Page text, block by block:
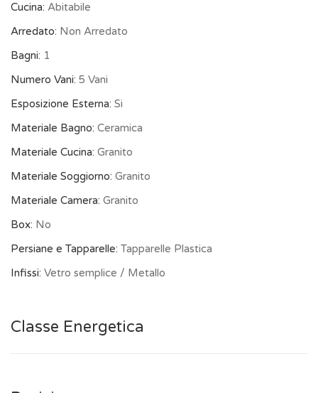
Cucina: Abitabile
Arredato: Non Arredato
Bagni: 1
Numero Vani: 5 Vani
Esposizione Esterna: Si
Materiale Bagno: Ceramica
Materiale Cucina: Granito
Materiale Soggiorno: Granito
Materiale Camera: Granito
Box: No
Persiane e Tapparelle: Tapparelle Plastica
Infissi: Vetro semplice / Metallo
Classe Energetica